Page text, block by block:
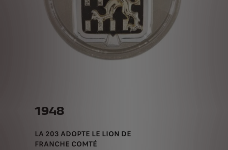
1948
LA 203 ADOPTE LE LION DE
FRANCHE COMTÉ